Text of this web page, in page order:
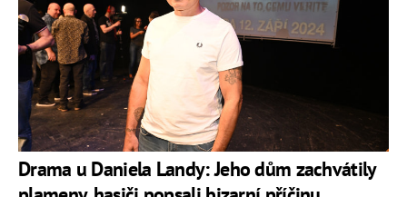
Drama u Daniela Landy: Jeho dům zachvátily